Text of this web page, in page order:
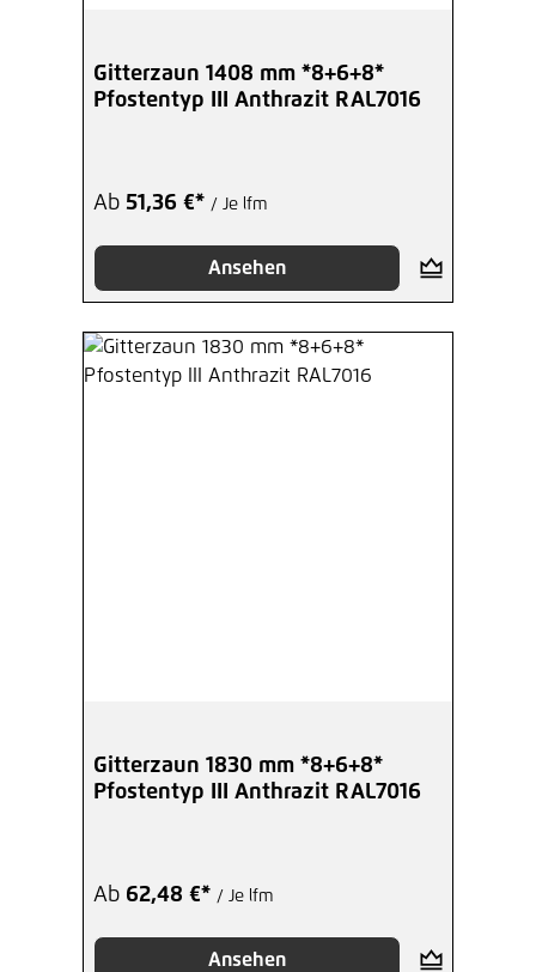
Gitterzaun 1408 mm *8+6+8*
Pfostentyp III Anthrazit RAL7016
Ab 51,36 €* / Je lfm
Ansehen
Gitterzaun 1830 mm *8+6+8*
Pfostentyp III Anthrazit RAL7016
Ab 62,48 €* / Je lfm
Ansehen